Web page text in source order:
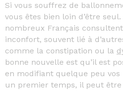
Si vous souffrez de
vous êtes bien loin d’être
nombreux Français
inconfort, souvent lié à
comme la constipation ou la
bonne nouvelle est qu’il est
en modifiant quelque peu vos
un premier temps, il peut être